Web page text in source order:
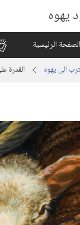
يهوه
الصفحة الرئيسية
الى يهوه القدرة